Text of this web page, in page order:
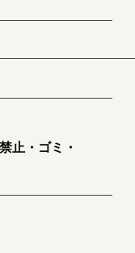
止・ゴミ・